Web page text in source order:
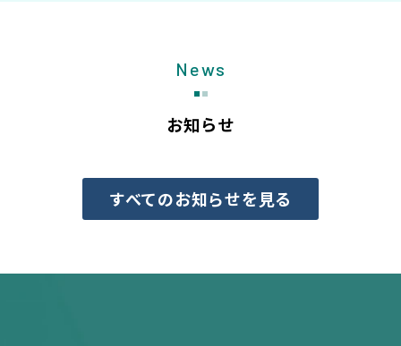
News
お知らせ
すべてのお知らせを見る